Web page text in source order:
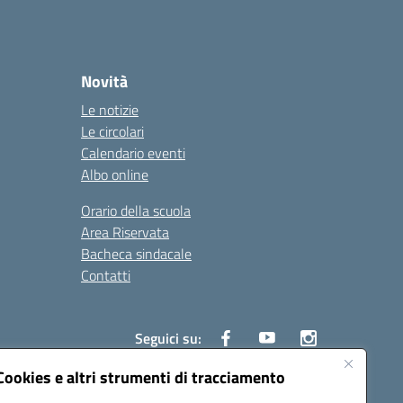
e altri strumenti di tracciamento
Novità
Le notizie
Le circolari
Calendario eventi
Albo online
Orario della scuola
Area Riservata
Bacheca sindacale
Contatti
Seguici su: